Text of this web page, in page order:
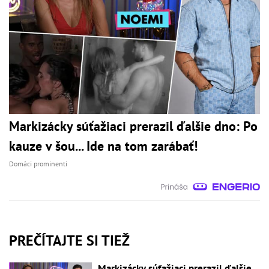
Markizácky súťažiaci prerazil ďalšie dno: Po
kauze v šou... Ide na tom zarábať!
Domáci prominenti
PREČÍTAJTE SI TIEŽ